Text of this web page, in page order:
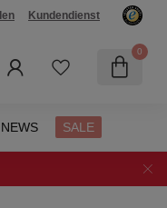
Kundendienst
0
NEWS SALE